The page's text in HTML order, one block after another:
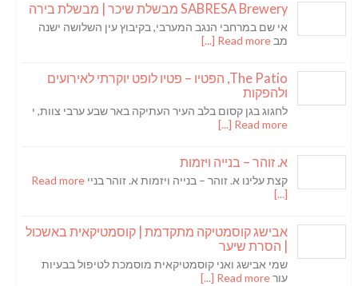
SABRESA Brewery מבשלת שיכר | מבשלת בירה
אי שם במרחבי הנגב המערבי, בקיבוץ עין השלושה ישנה
מב Read more [...]
The Patio, הפטיו – פטיו לופט יוקרתי לאירועים
ולהפקות
לחגוג בגן קסום בלב העיר העתיקה באר שבע ערבי צוות, י
Read more [...]
א. זוהר – בנייה ויזמות
קצת עלינו א. זוהר – בנייה ויזמות א. זוהר בניי Read more
[...]
אבישג קוסמטיקה מתקדמת | קוסמטיקאית באשכול
| הסרת שיער
שמי אבישג ואני קוסמטיקאית מוסמכת לטיפול בבעיות
עורRead more [...]